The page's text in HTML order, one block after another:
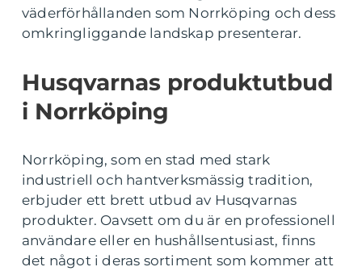
väderförhållanden som Norrköping och dess
omkringliggande landskap presenterar.
Husqvarnas produktutbud
i Norrköping
Norrköping, som en stad med stark
industriell och hantverksmässig tradition,
erbjuder ett brett utbud av Husqvarnas
produkter. Oavsett om du är en professionell
användare eller en hushållsentusiast, finns
det något i deras sortiment som kommer att